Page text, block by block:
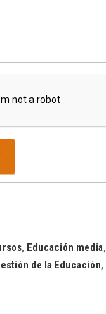
, Educación media,
de la Educación,